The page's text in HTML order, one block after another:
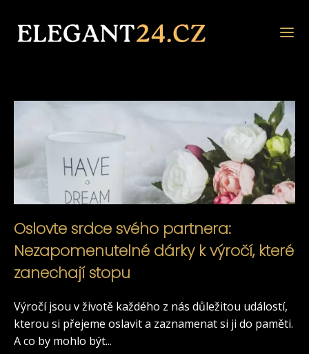
Oslovte srdce svého partnera:
Nezapomenutelné dárky k výročí, které
zanechají stopu
Výročí jsou v životě každého z nás důležitou událostí,
kterou si přejeme oslavit a zaznamenat si ji do paměti.
A co by mohlo být...